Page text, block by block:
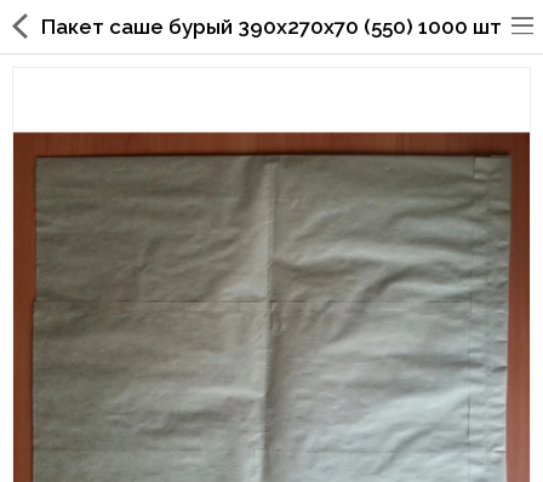
Пакет саше бурый 390х270х70 (550) 1000 шт
фуда,пиццерий,ресторанов
Стаканы, крышки, держатели,
трубочки
Упаковка для суши
Бумажные пакеты и уголки
Картонные коробки